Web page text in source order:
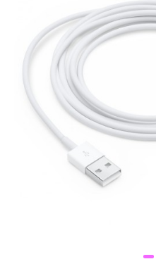
Реквизиты
Контакты
Гарантия
Оплата
Доставка